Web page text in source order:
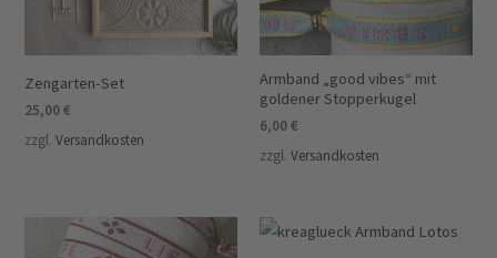
Zengarten-Set
25,00€
zzgl.Versandkosten
Armband „good vibes“ mit
goldener Stopperkugel
6,00€
zzgl. Versandkosten